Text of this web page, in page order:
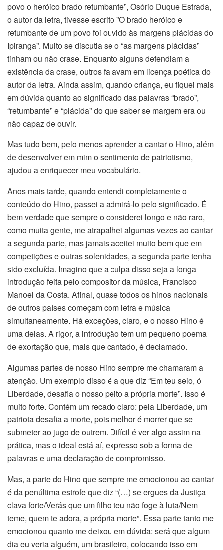
povo o heróico brado retumbante”, Osório Duque Estrada,
o autor da letra, tivesse escrito ”O brado heróico e
retumbante de um povo foi ouvido às margens plácidas do
Ipiranga”. Muito se discutia se o “as margens plácidas”
tinham ou não crase. Enquanto alguns defendiam a
existência da crase, outros falavam em licença poética do
autor da letra. Ainda assim, quando criança, eu fiquei mais
em dúvida quanto ao significado das palavras “brado”,
“retumbante” e “plácida” do que saber se margem era ou
não capaz de ouvir.
Mas tudo bem, pelo menos aprender a cantar o Hino, além
de desenvolver em mim o sentimento de patriotismo,
ajudou a enriquecer meu vocabulário.
Anos mais tarde, quando entendi completamente o
conteúdo do Hino, passei a admirá-lo pelo significado. É
bem verdade que sempre o considerei longo e não raro,
como muita gente, me atrapalhei algumas vezes ao cantar
a segunda parte, mas jamais aceitei muito bem que em
competições e outras solenidades, a segunda parte tenha
sido excluída. Imagino que a culpa disso seja a longa
introdução feita pelo compositor da música, Francisco
Manoel da Costa. Afinal, quase todos os hinos nacionais
de outros países começam com letra e música
simultaneamente. Há exceções, claro, e o nosso Hino é
uma delas. A rigor, a introdução tem um pequeno poema
de exortação que, mais que cantado, é declamado.
Algumas partes de nosso Hino sempre me chamaram a
atenção. Um exemplo disso é a que diz “Em teu seio, ó
Liberdade, desafia o nosso peito a própria morte”. Isso é
muito forte. Contém um recado claro: pela Liberdade, um
patriota desafia a morte, pois melhor é morrer que se
submeter ao jugo de outrem. Difícil é ver algo assim na
prática, mas o ideal está aí, expresso sob a forma de
palavras e uma declaração de compromisso.
Mas, a parte do Hino que sempre me emocionou ao cantar
é da penúltima estrofe que diz “(…) se ergues da Justiça
clava forte/Verás que um filho teu não foge à luta/Nem
teme, quem te adora, a própria morte”. Essa parte tanto me
emocionou quanto me deixou em dúvida: será que algum
dia eu veria alguém, um brasileiro, colocando isso em